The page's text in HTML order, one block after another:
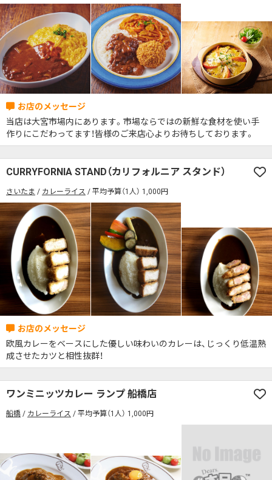
当店は大宮市場内にあります。市場ならではの新鮮な食材を使い手
作りにこだわってます！皆様のご来店心よりお待ちしております。
CURRYFORNIA STAND（カリフォルニア スタンド）
さいたま カレーライス 平均予算（1人） 1,000円
欧風カレーをベースにした優しい味わいのカレーは、じっくり低温熟
成させたカツと相性抜群！
ワンミニッツカレー ランプ 船橋店
船橋 カレーライス 平均予算（1人） 1,000円